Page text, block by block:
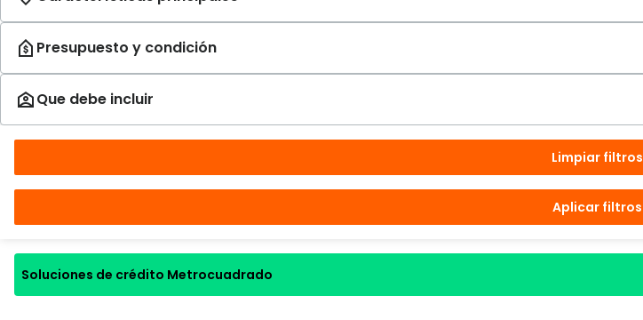
Limpiar filtros
Aplicar filtros
Soluciones de crédito Metrocuadrado